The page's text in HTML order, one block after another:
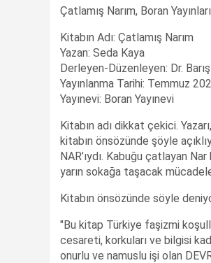
Çatlamış Narım, Boran
Kitabın Adı: Çatlamış Narım
Yazan: Seda Kaya
Derleyen-Düzenleyen: Dr.
Yayınlanma Tarihi: Temmuz
Yayınevi: Boran Yayınevi
Kitabın adı dikkat çekici.
kitabın önsözünde şöyle
NAR’ıydı. Kabuğu çatlayan
yarın sokağa taşacak
Kitabın önsözünde söyle
"Bu kitap Türkiye faşizmi
cesareti, korkuları ve bilgisi
onurlu ve namuslu işi olan